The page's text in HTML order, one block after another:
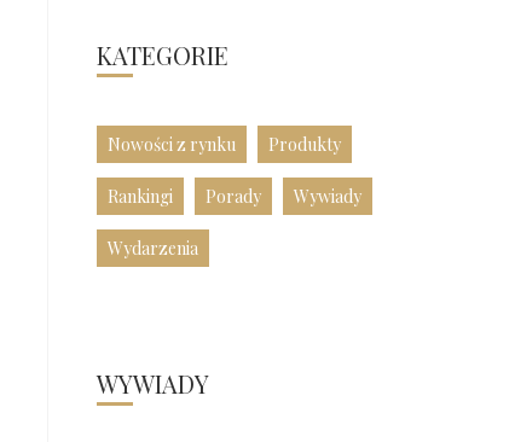
KATEGORIE
Nowości z rynku Produkty
Rankingi Porady Wywiady
Wydarzenia
WYWIADY